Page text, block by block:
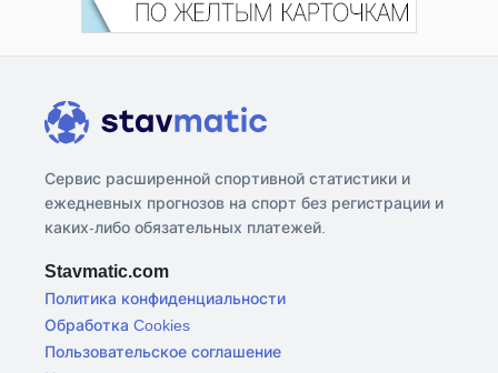
Сервис расширенной спортивной статистики и
ежедневных прогнозов на спорт без регистрации и
каких-либо обязательных платежей.
Stavmatic.com
Политика конфиденциальности
Обработка Cookies
Пользовательское соглашение